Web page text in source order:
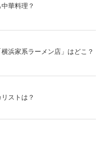
華料理？
浜家系ラーメン店」はどこ？
ストは？